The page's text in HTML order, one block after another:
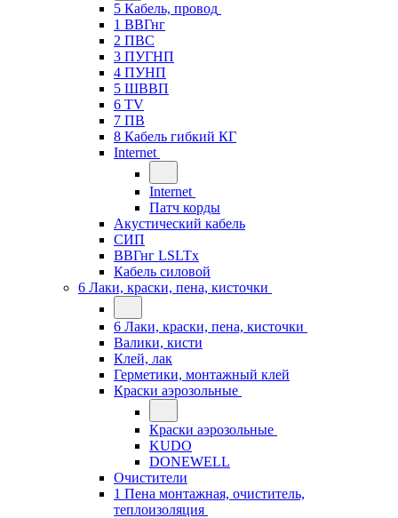
5 Кабель, провод
1 ВВГнг
2 ПВС
3 ПУГНП
4 ПУНП
5 ШВВП
6 TV
7 ПВ
8 Кабель гибкий КГ
Internet
Internet
Патч корды
Акустический кабель
СИП
ВВГнг LSLTx
Кабель силовой
6 Лаки, краски, пена, кисточки
6 Лаки, краски, пена, кисточки
Валики, кисти
Клей, лак
Герметики, монтажный клей
Краски аэрозольные
Краски аэрозольные
KUDO
DONEWELL
Очистители
1 Пена монтажная, очиститель,
теплоизоляция